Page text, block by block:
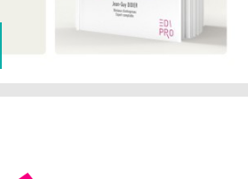
792 pages - 59€